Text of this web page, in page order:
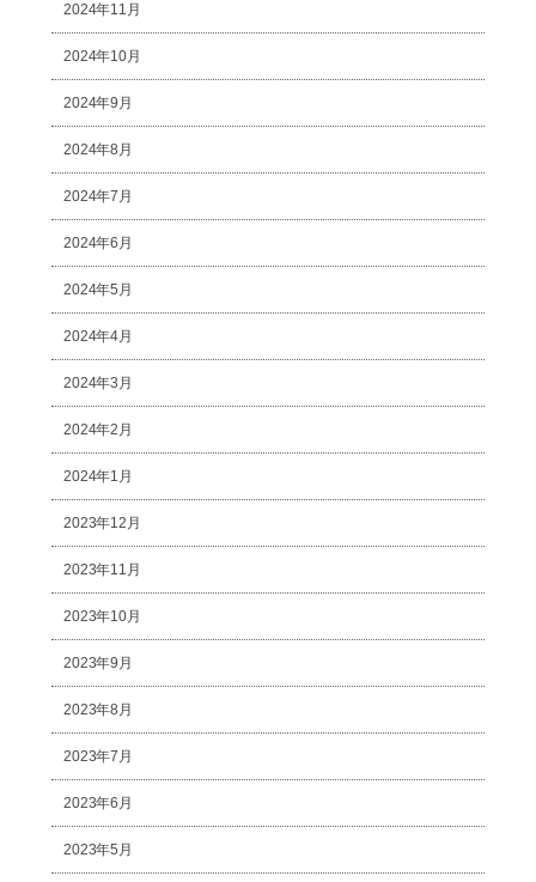
2024年11月
2024年10月
2024年9月
2024年8月
2024年7月
2024年6月
2024年5月
2024年4月
2024年3月
2024年2月
2024年1月
2023年12月
2023年11月
2023年10月
2023年9月
2023年8月
2023年7月
2023年6月
2023年5月